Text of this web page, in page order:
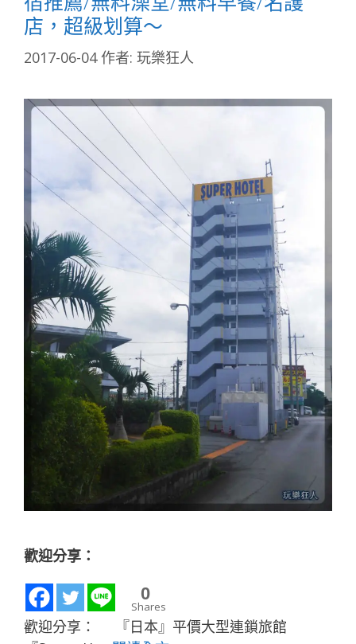
店，超級划算～
2017-06-04 作者: 玩樂狂人
歡迎分享：
0
Shares
歡迎分享： 『日本』平價大型連鎖旅館